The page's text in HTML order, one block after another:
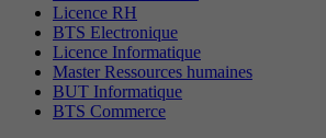
Licence RH
BTS Electronique
Licence Informatique
Master Ressources humaines
BUT Informatique
BTS Commerce